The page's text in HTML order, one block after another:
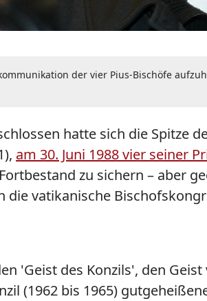
der vier Pius-Bischöfe
hatte sich die Spitze
am 30. Juni 1988 vier seiner
zu sichern – aber
die vatikanische
'Geist des Konzils', den
(1962 bis 1965)